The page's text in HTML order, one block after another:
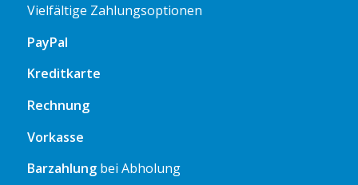
Vielfältige Zahlungsoptionen
PayPal
Kreditkarte
Rechnung
Vorkasse
Barzahlungbei Abholung